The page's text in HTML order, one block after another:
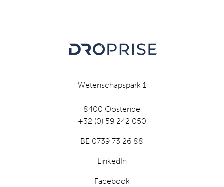
Wetenschapspark 1
8400 Oostende
+32 (0) 59 242 050
BE 0739 73 26 88
LinkedIn
Facebook